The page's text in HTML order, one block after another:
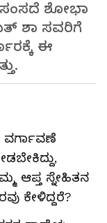
ಶೋಭಾ
ಶಾ ಸವರಿಗೆ
ಈ
ಆಪ್ತ ಸ್ನೇಹಿತನ
ಕೇಳಿದ್ದರೆ?